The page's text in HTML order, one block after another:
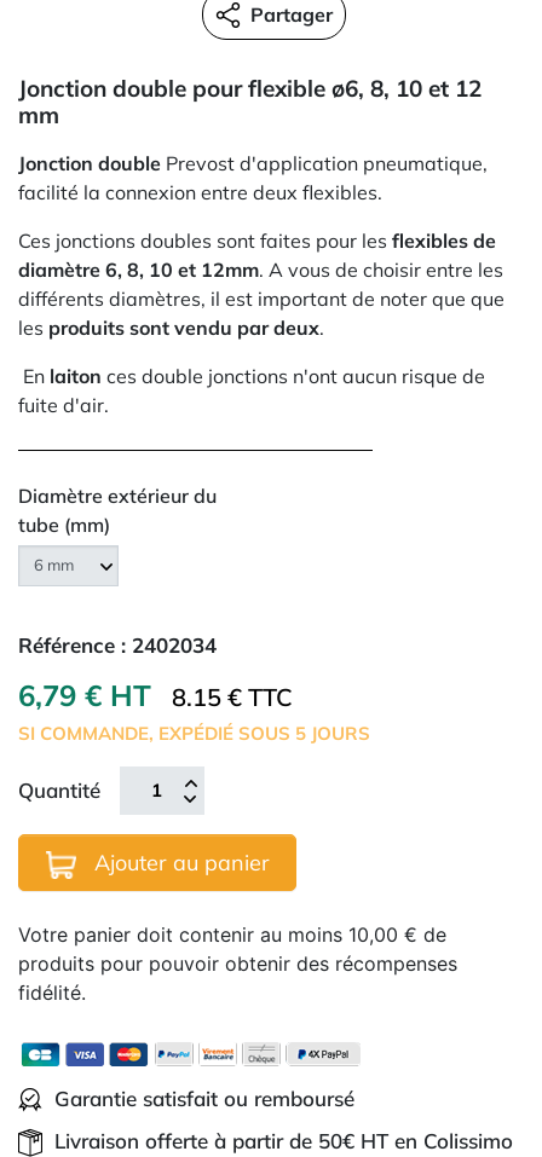
Partager
Jonction double pour flexible ø6, 8, 10 et 12
mm
Jonction double Prevost d'application pneumatique,
facilité la connexion entre deux flexibles.
Ces jonctions doubles sont faites pour les flexibles de
diamètre 6, 8, 10 et 12mm. A vous de choisir entre les
différents diamètres, il est important de noter que que
les produits sont vendu par deux.
En laiton ces double jonctions n'ont aucun risque de
fuite d'air.
Diamètre extérieur du
tube (mm)
Référence : 2402034
6,79 € HT 8.15 € TTC
SI COMMANDE, EXPÉDIÉ SOUS 5 JOURS
Quantité
Ajouter au panier
Votre panier doit contenir au moins 10,00 € de
produits pour pouvoir obtenir des récompenses
fidélité.
Garantie satisfait ou remboursé
Livraison offerte à partir de 50€ HT en Colissimo